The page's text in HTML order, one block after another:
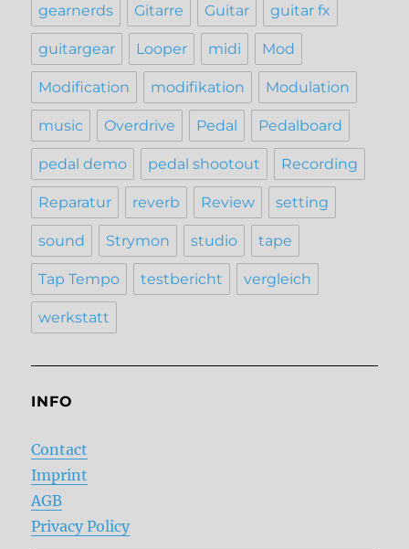
gearnerds Gitarre Guitar guitar fx
guitargear Looper midi Mod
Modification modifikation Modulation
music Overdrive Pedal Pedalboard
pedal demo pedal shootout Recording
Reparatur reverb Review setting
sound Strymon studio tape
Tap Tempo testbericht vergleich
werkstatt
INFO
Contact
Imprint
AGB
Privacy Policy